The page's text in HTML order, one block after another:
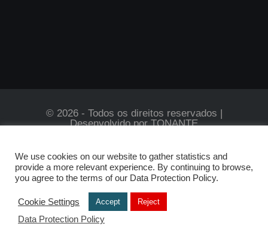
© 2026 - Todos os direitos reservados |
Desenvolvido porTONANTE
We use cookies on our website to gather statistics and
provide a more relevant experience. By continuing to browse,
you agree to the terms of our Data Protection Policy.
Cookie Settings Accept Reject
Data Protection Policy